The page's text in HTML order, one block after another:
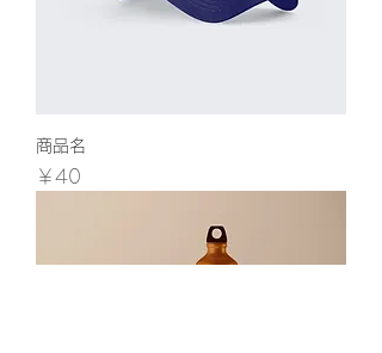
商品名
価格
￥40